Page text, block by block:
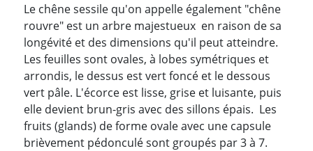
Le chêne sessile qu'on appelle également "chêne
rouvre" est un arbre majestueux en raison de sa
longévité et des dimensions qu'il peut atteindre.
Les feuilles sont ovales, à lobes symétriques et
arrondis, le dessus est vert foncé et le dessous
vert pâle. L'écorce est lisse, grise et luisante, puis
elle devient brun-gris avec des sillons épais. Les
fruits (glands) de forme ovale avec une capsule
brièvement pédonculé sont groupés par 3 à 7.